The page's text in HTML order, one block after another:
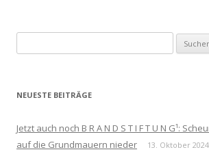
nach:
NEUESTE BEITRÄGE
Jetzt auch noch B R A N D S T I F T U N G¹:
auf die Grundmauern nieder
13. Oktober 2024